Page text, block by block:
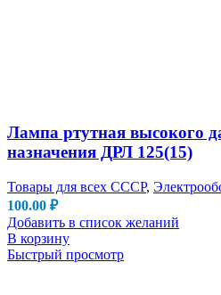
Лампа ртутная высокого
назначения ДРЛ 125(15)
Товары для всех СССР,
100.00 ₽
Добавить в список желаний
В корзину
Быстрый просмотр